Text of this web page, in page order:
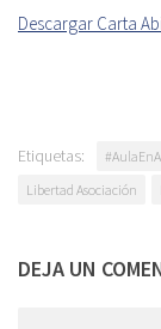
Descargar Carta
Etiquetas:
Libertad Asociación
DEJA UN